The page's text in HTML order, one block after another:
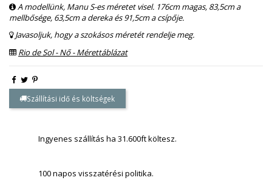
A modellünk, Manu S-es méretet visel. 176cm magas, 83,5cm a
mellbősége, 63,5cm a dereka és 91,5cm a csípője.
Javasoljuk, hogy a szokásos méretét rendelje meg.
Rio de Sol - Nő - Mérettáblázat
Szállítási idő és költségek
Ingyenes szállítás ha 31.600ft költesz.
100 napos visszatérési politika.